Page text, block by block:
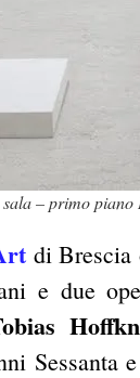
sala – primo
di Brescia
e due
Sessanta